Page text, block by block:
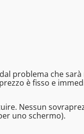
problema che
è fisso e
Nessun
uno schermo).